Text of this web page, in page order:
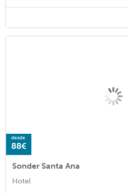
desde
88€
Sonder Santa Ana
Hotel